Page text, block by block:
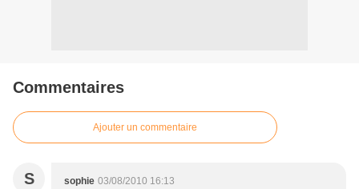
Commentaires
Ajouter un commentaire
S sophie 03/08/2010 16:13